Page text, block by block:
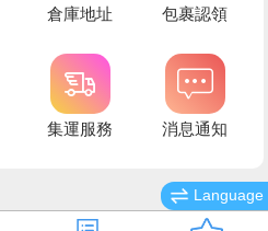
倉庫地址 包裹認領
集運服務 消息通知
Language